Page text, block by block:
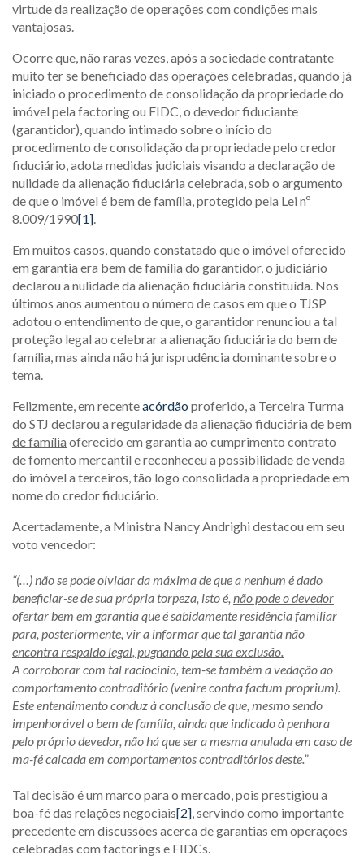
virtude da realização de operações com condições mais
vantajosas.
Ocorre que, não raras vezes, após a sociedade contratante
muito ter se beneficiado das operações celebradas, quando já
iniciado o procedimento de consolidação da propriedade do
imóvel pela factoring ou FIDC, o devedor fiduciante
(garantidor), quando intimado sobre o início do
procedimento de consolidação da propriedade pelo credor
fiduciário, adota medidas judiciais visando a declaração de
nulidade da alienação fiduciária celebrada, sob o argumento
de que o imóvel é bem de família, protegido pela Lei nº
8.009/1990[1].
Em muitos casos, quando constatado que o imóvel oferecido
em garantia era bem de família do garantidor, o judiciário
declarou a nulidade da alienação fiduciária constituída. Nos
últimos anos aumentou o número de casos em que o TJSP
adotou o entendimento de que, o garantidor renunciou a tal
proteção legal ao celebrar a alienação fiduciária do bem de
família, mas ainda não há jurisprudência dominante sobre o
tema.
Felizmente, em recenteacórdão proferido, a Terceira Turma
do STJ declarou a regularidade da alienação fiduciária de bem
de família oferecido em garantia ao cumprimento contrato
de fomento mercantil e reconheceu a possibilidade de venda
do imóvel a terceiros, tão logo consolidada a propriedade em
nome do credor fiduciário.
Acertadamente, a Ministra Nancy Andrighi destacou em seu
voto vencedor:
“(…) não se pode olvidar da máxima de que a nenhum é dado
beneficiar-se de sua própria torpeza, isto é, não pode o devedor
ofertar bem em garantia que é sabidamente residência familiar
para, posteriormente, vir a informar que tal garantia não
encontra respaldo legal, pugnando pela sua exclusão.
A corroborar com tal raciocínio, tem-se também a vedação ao
comportamento contraditório (venire contra factum proprium).
Este entendimento conduz à conclusão de que, mesmo sendo
impenhorável o bem de família, ainda que indicado à penhora
pelo próprio devedor, não há que ser a mesma anulada em caso de
ma-fé calcada em comportamentos contraditórios deste.”
Tal decisão é um marco para o mercado, pois prestigiou a
boa-fé das relações negociais[2], servindo como importante
precedente em discussões acerca de garantias em operações
celebradas com factorings e FIDCs.